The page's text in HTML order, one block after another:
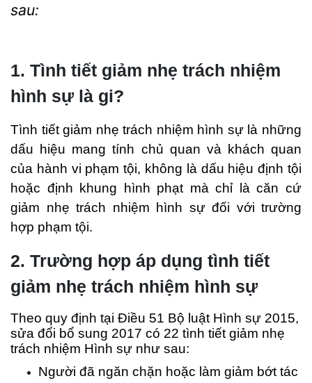
sau:
1. Tình tiết giảm nhẹ trách nhiệm
hình sự là gi?
Tình tiết giảm nhẹ trách nhiệm hình sự là những
dấu hiệu mang tính chủ quan và khách quan
của hành vi phạm tội, không là dấu hiệu định tội
hoặc định khung hình phạt mà chỉ là căn cứ
giảm nhẹ trách nhiệm hình sự đối với trường
hợp phạm tội.
2. Trường hợp áp dụng tình tiết
giảm nhẹ trách nhiệm hình sự
Theo quy định tại Điều 51 Bộ luật Hình sự 2015,
sửa đổi bổ sung 2017 có 22 tình tiết giảm nhẹ
trách nhiệm Hình sự như sau:
Người đã ngăn chặn hoặc làm giảm bớt tác